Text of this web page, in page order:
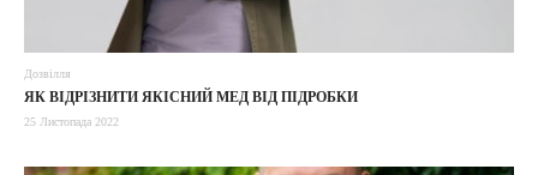
Дозвілля
ЯК ВІДРІЗНИТИ ЯКІСНИЙ МЕД ВІД ПІДРОБКИ
25 Листопада 2022